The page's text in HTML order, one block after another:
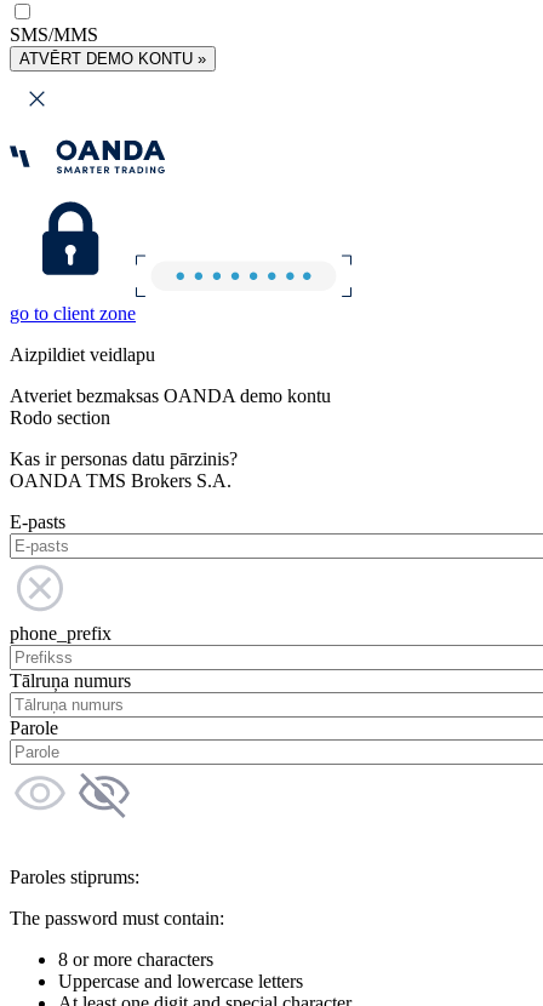
SMS/MMS
ATVĒRT DEMO KONTU »
go to client zone
Aizpildiet veidlapu
Atveriet bezmaksas OANDA demo kontu
Rodo section
Kas ir personas datu pārzinis?
OANDA TMS Brokers S.A.
E-pasts
phone_prefix
Tālruņa numurs
Parole
Paroles stiprums:
The password must contain:
8 or more characters
Uppercase and lowercase letters